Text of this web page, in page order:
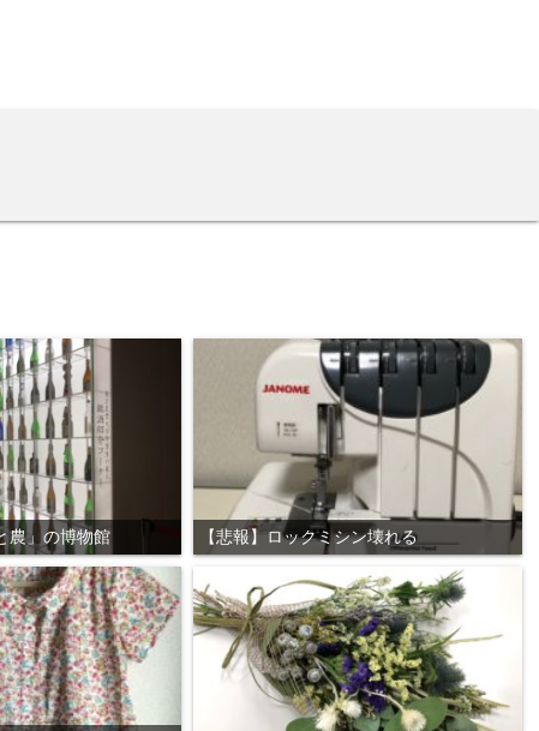
農」の博物館 【悲報】ロックミシン壊れる